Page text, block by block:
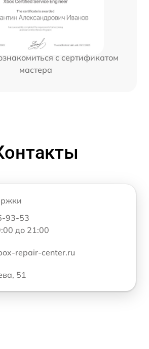
с сертификатом
мастера
93-53
до 21:00
repair-center.ru
51